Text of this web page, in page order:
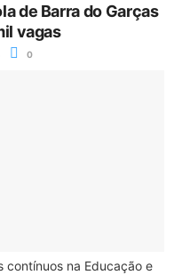
de Barra do Garças
vagas
0
contínuos na Educação e